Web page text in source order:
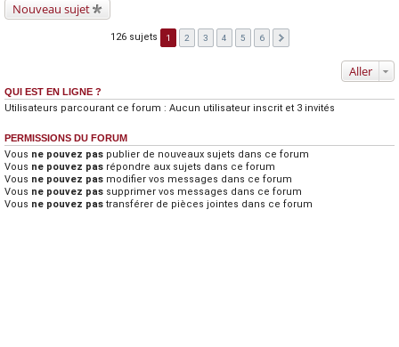
Nouveau sujet
126 sujets 1 2 3 4 5 6
Aller
QUI EST EN LIGNE ?
Utilisateurs parcourant ce forum : Aucun utilisateur inscrit et 3 invités
PERMISSIONS DU FORUM
Vous ne pouvez pas publier de nouveaux sujets dans ce forum
Vous ne pouvez pas répondre aux sujets dans ce forum
Vous ne pouvez pas modifier vos messages dans ce forum
Vous ne pouvez pas supprimer vos messages dans ce forum
Vous ne pouvez pas transférer de pièces jointes dans ce forum